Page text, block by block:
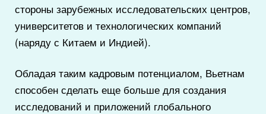
стороны зарубежных исследовательских центров,
университетов и технологических компаний
(наряду с Китаем и Индией).
Обладая таким кадровым потенциалом, Вьетнам
способен сделать еще больше для создания
исследований и приложений глобального